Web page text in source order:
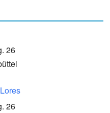
26
26